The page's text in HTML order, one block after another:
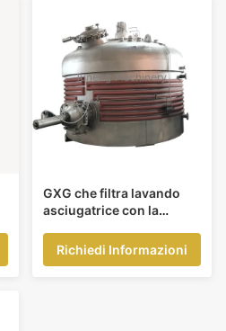
GXG che filtra lavando
asciugatrice con la
Richiedi Informazioni